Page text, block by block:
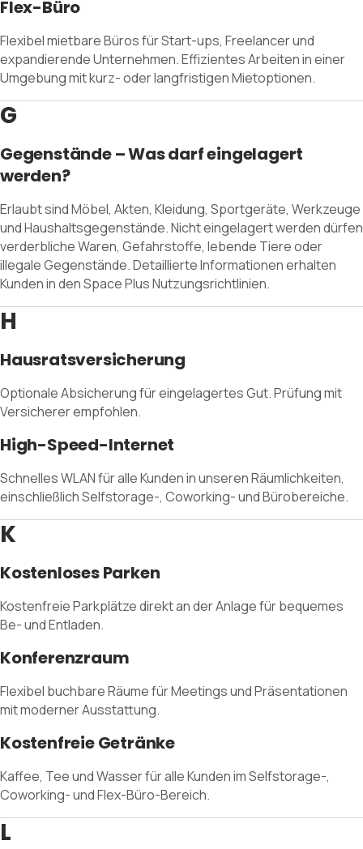
Flex-Büro
Flexibel mietbare Büros für Start-ups, Freelancer und
expandierende Unternehmen. Effizientes Arbeiten in einer
Umgebung mit kurz- oder langfristigen Mietoptionen.
G
Gegenstände – Was darf eingelagert
werden?
Erlaubt sind Möbel, Akten, Kleidung, Sportgeräte, Werkzeuge
und Haushaltsgegenstände. Nicht eingelagert werden dürfen
verderbliche Waren, Gefahrstoffe, lebende Tiere oder
illegale Gegenstände. Detaillierte Informationen erhalten
Kunden in den Space Plus Nutzungsrichtlinien.
H
Hausratsversicherung
Optionale Absicherung für eingelagertes Gut. Prüfung mit
Versicherer empfohlen.
High-Speed-Internet
Schnelles WLAN für alle Kunden in unseren Räumlichkeiten,
einschließlich Selfstorage-, Coworking- und Bürobereiche.
K
Kostenloses Parken
Kostenfreie Parkplätze direkt an der Anlage für bequemes
Be- und Entladen.
Konferenzraum
Flexibel buchbare Räume für Meetings und Präsentationen
mit moderner Ausstattung.
Kostenfreie Getränke
Kaffee, Tee und Wasser für alle Kunden im Selfstorage-,
Coworking- und Flex-Büro-Bereich.
L